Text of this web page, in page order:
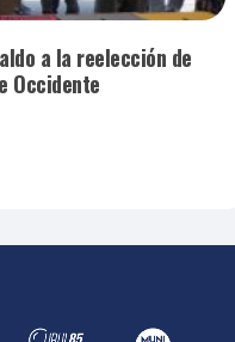
a la reelección de
Occidente